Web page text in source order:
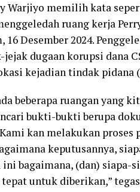
Warjiyo memilih kata
ruang kerja
16 Desember 2024.
dugaan korupsi dana
kejadian tindak pidana (
beberapa ruangan yang
bukti-bukti berupa
kan melakukan
keputusannya,
ini bagaimana, (dan) siapa-
untuk diberikan,”